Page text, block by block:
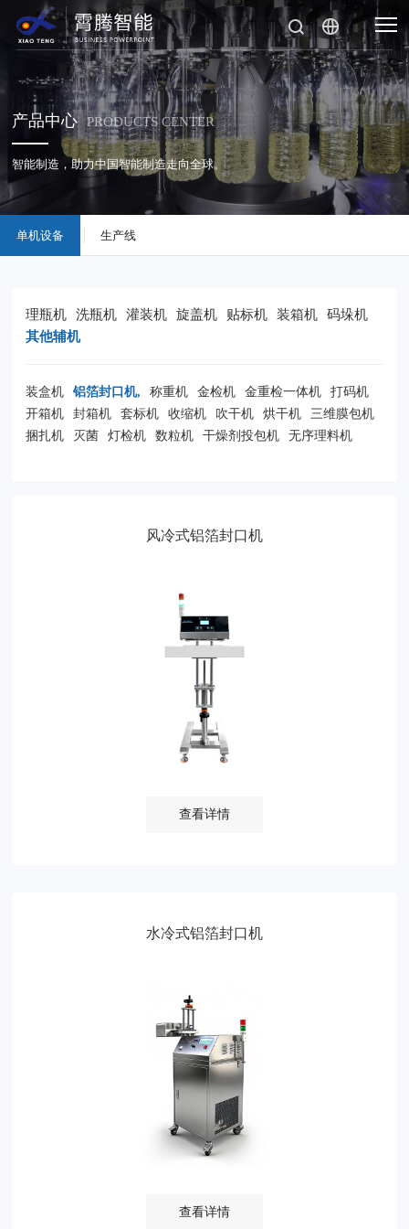
产品中心 PRODUCTS CENTER
智能制造，助力中国智能制造走向全球。
单机设备 生产线
理瓶机 洗瓶机 灌装机 旋盖机 贴标机 装箱机
码垛机
其他辅机
装盒机 铝箔封口机, 称重机 金检机 金重检一体机
打码机
开箱机
封箱机 套标机 收缩机 吹干机 烘干机
三维膜包机
捆扎机
灭菌 灯检机 数粒机 干燥剂投包机 无序理料机
风冷式铝箔封口机
查看详情
水冷式铝箔封口机
查看详情